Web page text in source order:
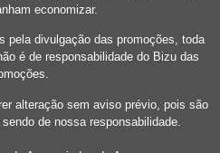
economizar.
pela divulgação das promoções, toda
é de responsabilidade do Bizu das
alteração sem aviso prévio, pois são
de nossa responsabilidade.